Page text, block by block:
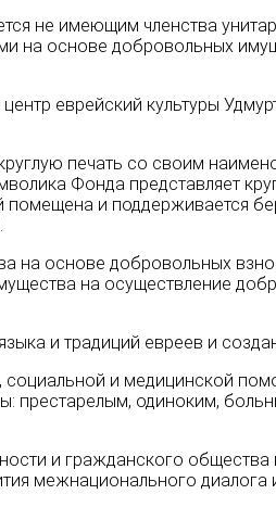
не имеющим членства
на основе добровольных
еврейский культуры
печать со своим
Фонда представляет
помещена и поддерживается
на основе добровольных
на осуществление
и традиций евреев и
социальной и медицинской
: престарелым, одиноким,
и гражданского
межнационального диалога